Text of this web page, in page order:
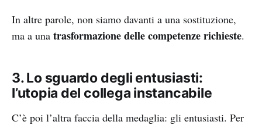
In altre parole, non siamo davanti a una sostituzione,
ma a una trasformazione delle competenze richieste.
3. Lo sguardo degli entusiasti:
l’utopia del collega instancabile
C’è poi l’altra faccia della medaglia: gli entusiasti. Per